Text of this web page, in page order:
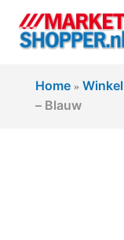
Home» Winkel
– Blauw